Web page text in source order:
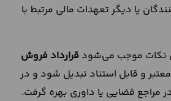
یا دیگر تعهدات مالی مرتبط با
نکات موجب می‌شود قرارداد فروش
و قابل استناد تبدیل شود و در
مراجع قضایی یا داوری بهره گرفت.